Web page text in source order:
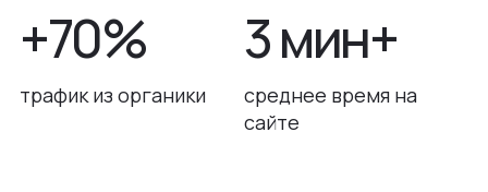
+70%
трафик из органики
3 мин+
среднее время на
сайте